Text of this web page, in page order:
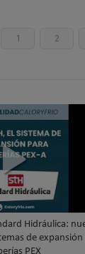
1 2
Hidráulica:
de expansión
PEX